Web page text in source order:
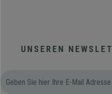
UNSEREN